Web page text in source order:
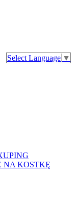
Select Language ▼
NA KOSTKĘ